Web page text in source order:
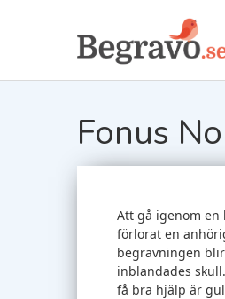
Fonus
Att gå igenom en
förlorat en
begravningen
inblandades
få bra hjälp är